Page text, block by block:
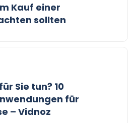
Kauf einer
sollten
Sie tun? 10
für
– Vidnoz